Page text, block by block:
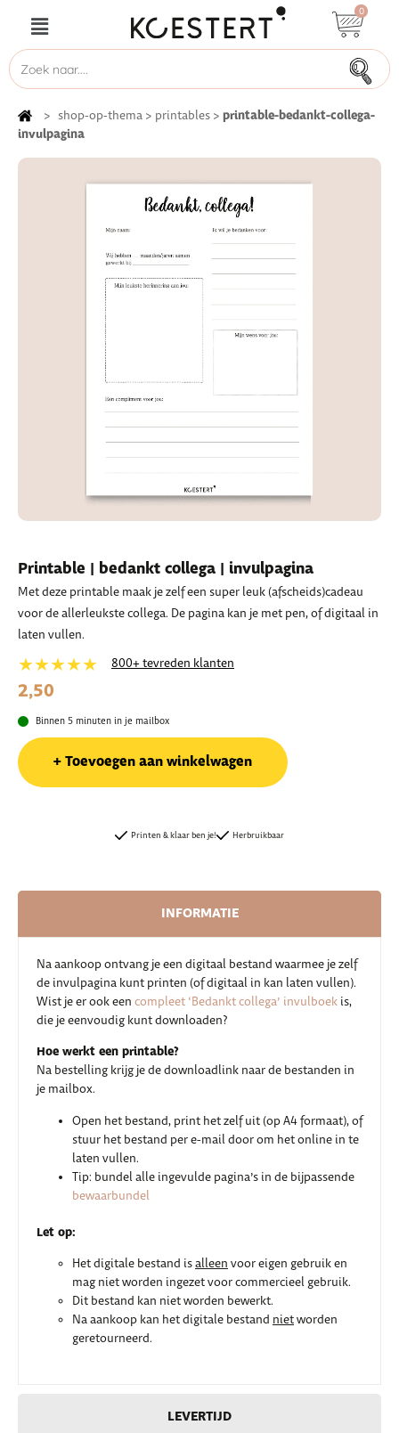
0
> shop-op-thema > printables > printable-bedankt-collega-
invulpagina
Printable | bedankt collega | invulpagina
Met deze printable maak je zelf een super leuk (afscheids)cadeau
voor de allerleukste collega. De pagina kan je met pen, of digitaal in
laten vullen.
★★★★★ 800+ tevreden klanten
2,50
Binnen 5 minuten in je mailbox
Toevoegen aan winkelwagen
Printen & klaar ben je! Herbruikbaar
INFORMATIE
LEVERTIJD
Na aankoop ontvang je een digitaal bestand waarmee je zelf
de invulpagina kunt printen (of digitaal in kan laten vullen).
Wist je er ook een compleet ‘Bedankt collega’ invulboek is,
die je eenvoudig kunt downloaden?
Hoe werkt een printable?
Na bestelling krijg je de downloadlink naar de bestanden in
je mailbox.
Open het bestand, print het zelf uit (op A4 formaat), of
stuur het bestand per e-mail door om het online in te
laten vullen.
Tip: bundel alle ingevulde pagina’s in de bijpassende
bewaarbundel
Let op:
Het digitale bestand isalleen voor eigen gebruik en
mag niet worden ingezet voor commercieel gebruik.
Dit bestand kan niet worden bewerkt.
Na aankoop kan het digitale bestand nietworden
geretourneerd.